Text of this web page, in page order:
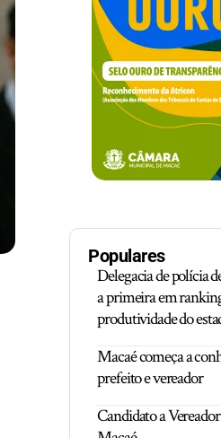
Populares
Delegacia de polícia
a primeira em
produtividade do
Macaé começa a
prefeito e vereador
Candidato a